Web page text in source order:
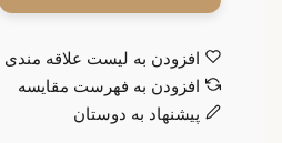
افزودن به لیست علاقه مندی ها
افزودن به فهرست مقایسه
پیشنهاد به دوستان